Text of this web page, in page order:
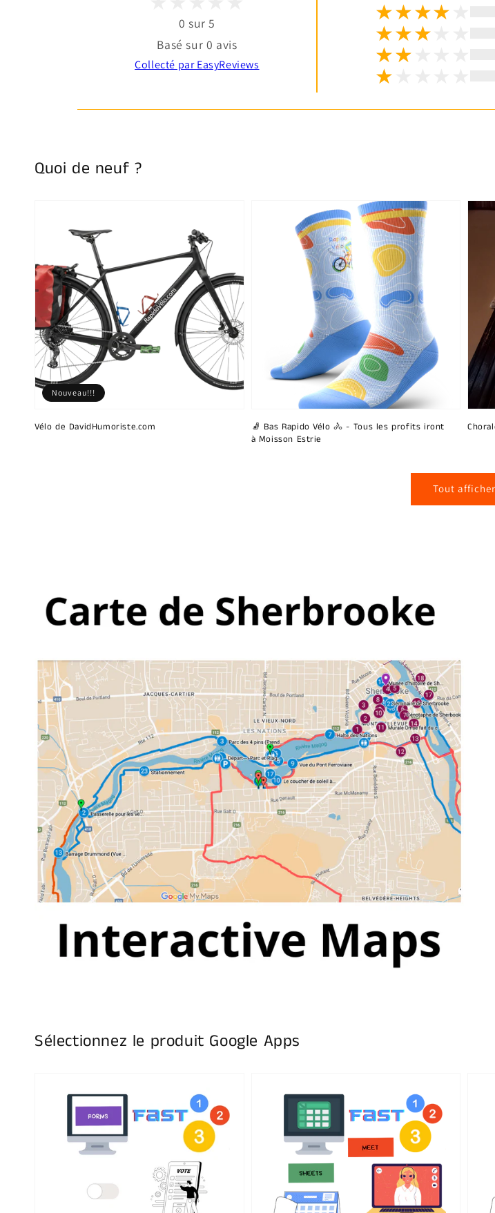
0 sur 5
Basé sur 0 avis
Collecté par EasyReviews
Quoi de neuf ?
Vélo de DavidHumoriste.com
Nouveau!!!
🧦 Bas Rapido Vélo 🚴 - Tous les profits iront
à Moisson Estrie
Tout afficher
Sélectionnez le produit Google Apps